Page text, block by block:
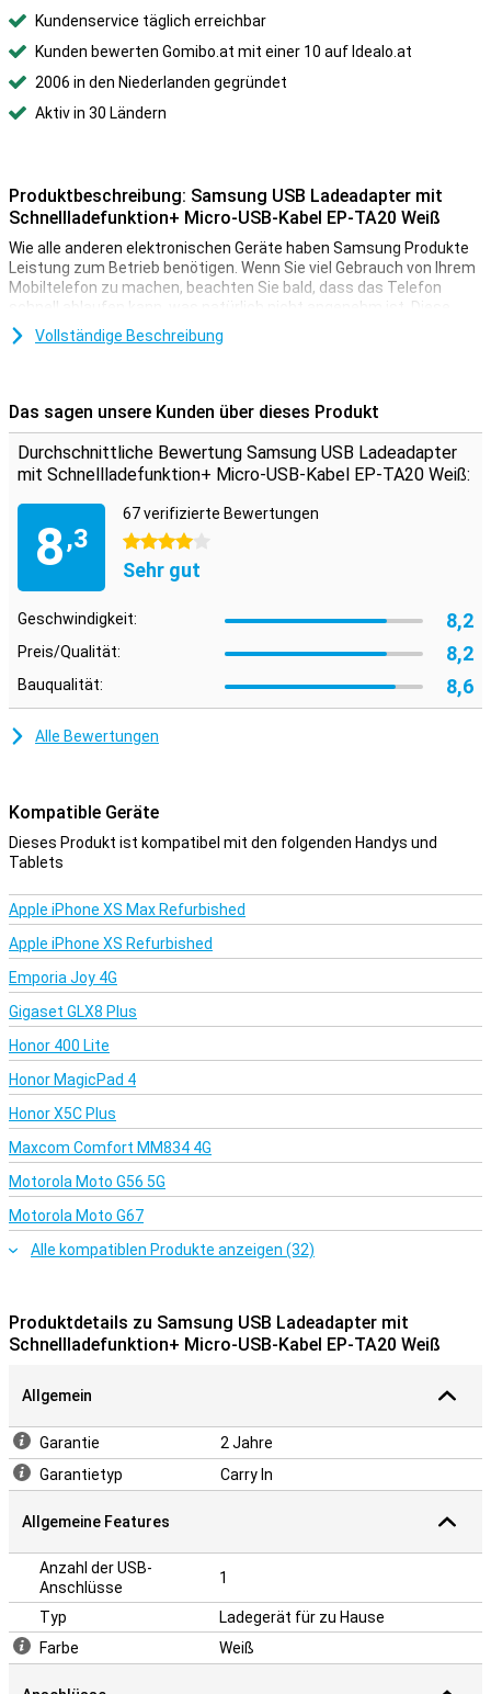
Kundenservice täglich erreichbar
Kunden bewerten Gomibo.at mit einer 10 auf Idealo.at
2006 in den Niederlanden gegründet
Aktiv in 30 Ländern
Produktbeschreibung: Samsung USB Ladeadapter mit
Schnellladefunktion+ Micro-USB-Kabel EP-TA20 Weiß
Wie alle anderen elektronischen Geräte haben Samsung Produkte
Leistung zum Betrieb benötigen. Wenn Sie viel Gebrauch von Ihrem
Mobiltelefon zu machen, beachten Sie bald, dass das Telefon
schnell ablaufen kann, was natürlich nicht angenehm ist. Diese
Samsung USB Ladeadapter mit Schnellladefunktion+ Micro-USB-
Kabel EP-TA20 Weiß können Sie laden Ihre leicht Samsung Handy.
losen Mikro-USB-Datenkabel.
Vollständige Beschreibung
Das sagen unsere Kunden über dieses Produkt
Durchschnittliche Bewertung Samsung USB Ladeadapter
mit Schnellladefunktion+ Micro-USB-Kabel EP-TA20 Weiß:
8,3
67 verifizierte Bewertungen
4 Sterne
Sehr gut
Geschwindigkeit: 8,2
Preis/Qualität: 8,2
Bauqualität: 8,6
Alle Bewertungen
Kompatible Geräte
Dieses Produkt ist kompatibel mit den folgenden Handys und
Tablets
Apple iPhone XS Max Refurbished
Apple iPhone XS Refurbished
Emporia Joy 4G
Gigaset GLX8 Plus
Honor 400 Lite
Honor MagicPad 4
Honor X5C Plus
Maxcom Comfort MM834 4G
Motorola Moto G56 5G
Motorola Moto G67
Alle kompatiblen Produkte anzeigen (32)
Produktdetails zu Samsung USB Ladeadapter mit
Schnellladefunktion+ Micro-USB-Kabel EP-TA20 Weiß
Allgemein
Garantie
2 Jahre
Garantietyp
Carry In
Allgemeine Features
Anzahl der USB-
Anschlüsse
1
Typ
Ladegerät für zu Hause
Farbe
Weiß